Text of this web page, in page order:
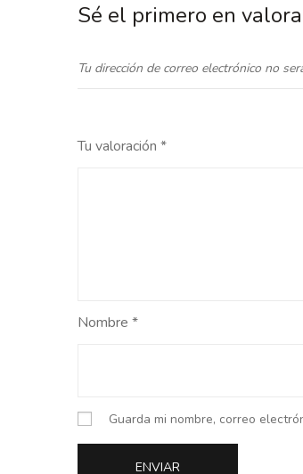
Sé el primero en
Tu dirección de correo electrónico no
Tu valoración *
Nombre *
Guarda mi nombre, correo